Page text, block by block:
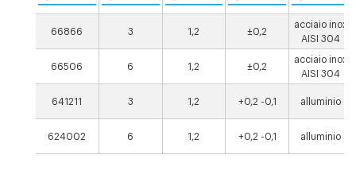
66866 3 1,2 ±0,2
acciaio inox
AISI 304
66506 6 1,2 ±0,2
acciaio inox
AISI 304
641211 3 1,2 +0,2 -0,1 alluminio
624002 6 1,2 +0,2 -0,1 alluminio